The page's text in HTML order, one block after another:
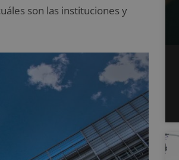
son las instituciones y